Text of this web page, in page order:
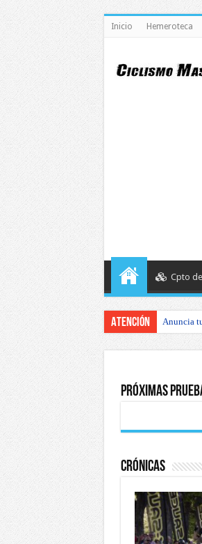
Inicio Hemeroteca
Cpto
Atención Anuncia
Próximas
Crónicas